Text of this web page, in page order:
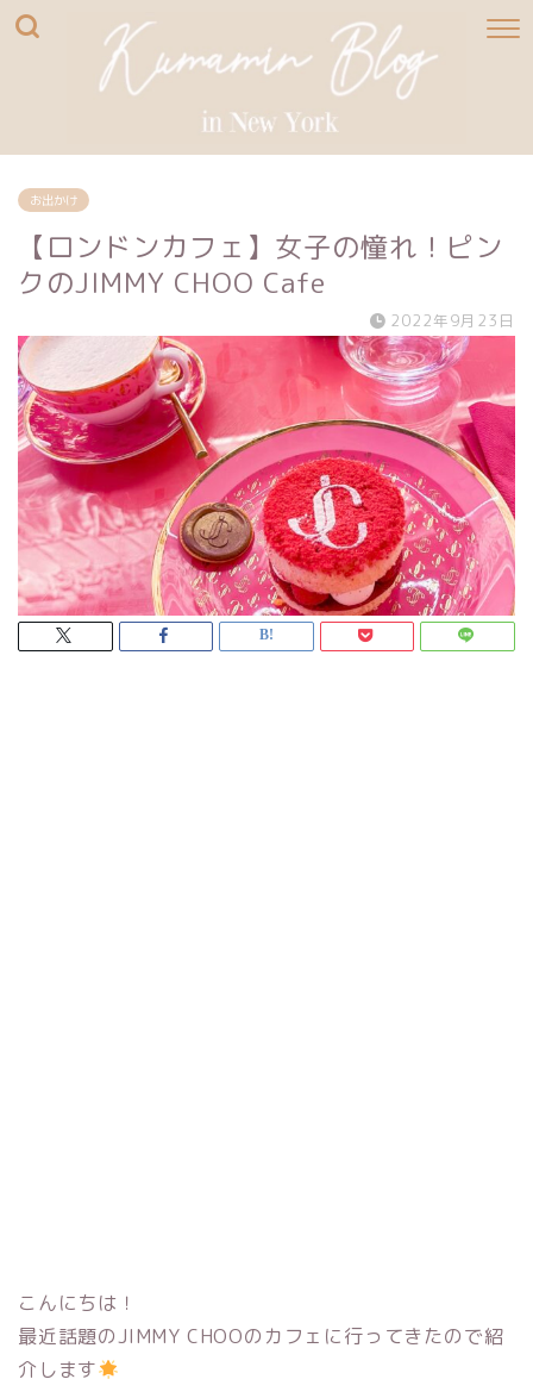
お出かけ
【ロンドンカフェ】女子の憧れ！ピン
クのJIMMY CHOO Cafe
2022年9月23日
こんにちは！
最近話題のJIMMY CHOOのカフェに行ってきたので紹
介します